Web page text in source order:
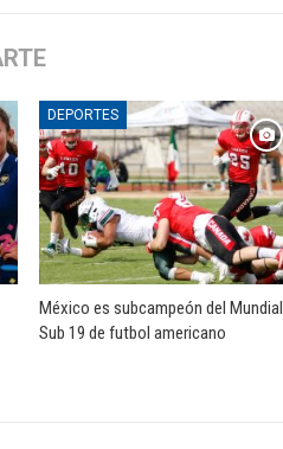
DEPORTES
México es subcampeón del Mundial
Sub 19 de futbol americano